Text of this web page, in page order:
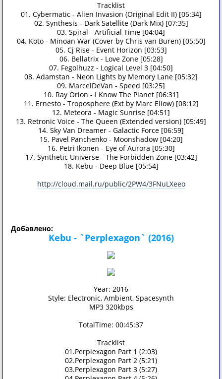
Tracklist
01. Cybermatic - Alien Invasion (Original Edit II) [05:34]
02. Synthesis - Dark Satellite (Dark Mix) [07:35]
03. Spiral - Artificial Time [04:04]
04. Koto - Minoan War (Cover by Chris van Buren) [05:50]
05. Cj Rise - Event Horizon [03:53]
06. Bellatrix - Love Zone [05:28]
07. Fegolhuzz - Logical Level 3 [04:50]
08. Adamstan - Neon Lights by Memory Lane [05:32]
09. MarcelDeVan - Speed [03:25]
10. Ray Orion - I Know The Planet [06:31]
11. Ernesto - Troposphere (Ext by Marc Eliow) [08:12]
12. Meteora - Magic Sunrise [04:51]
13. Retronic Voice - The Queen (Extended version) [05:49]
14. Sky Van Dreamer - Galactic Force [06:59]
15. Pavel Panchenko - Moonshadow [04:20]
16. Petri Ikonen - Eye of Aurora [05:30]
17. Synthetic Universe - The Forbidden Zone [03:42]
18. Kebu - Deep Blue [05:54]
http://cloud.mail.ru/public/2PW4/3FNuLXeeo
Добавлено:
Kebu - `Perplexagon` (2016)
Year: 2016
Style: Electronic, Ambient, Spacesynth
MP3 320kbps
TotalTime: 00:45:37
Tracklist
01.Perplexagon Part 1 (2:03)
02.Perplexagon Part 2 (5:21)
03.Perplexagon Part 3 (5:27)